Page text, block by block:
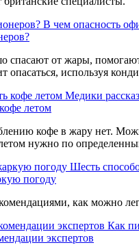
В чем опасность
спасают от жары,
опасаться, используя
Медики
летом
кофе в жару нет.
нужно по
Шесть
погоду
как можно
Как
экспертов